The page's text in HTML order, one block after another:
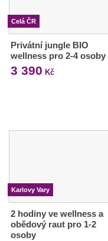
Celá ČR
Privátní jungle BIO
wellness pro 2-4 osoby
3 390 Kč
Karlovy Vary
2 hodiny ve wellness a
obědový raut pro 1-2
osoby